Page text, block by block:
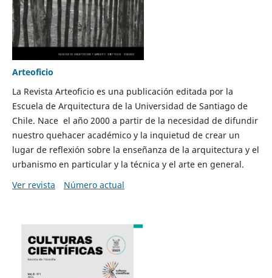
Arteoficio
La Revista Arteoficio es una publicación editada por la
Escuela de Arquitectura de la Universidad de Santiago de
Chile. Nace el año 2000 a partir de la necesidad de difundir
nuestro quehacer académico y la inquietud de crear un
lugar de reflexión sobre la enseñanza de la arquitectura y el
urbanismo en particular y la técnica y el arte en general.
Ver revista
Número actual